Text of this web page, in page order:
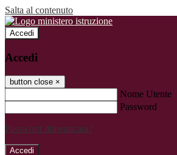
Salta al contenuto
Accedi
Accedi
button close ×
Nome Utente
Password
Password dimenticata?